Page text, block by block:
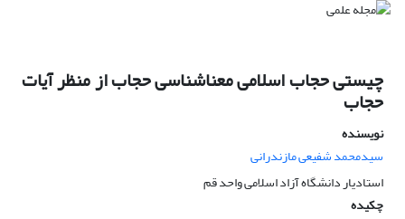
چیستی حجاب اسلامی معناشناسی حجاب از منظر آیات
حجاب
نویسنده
سیدمحمد شفیعی مازندرانی
استادیار دانشگاه آزاد اسلامی واحد قم
چکیده